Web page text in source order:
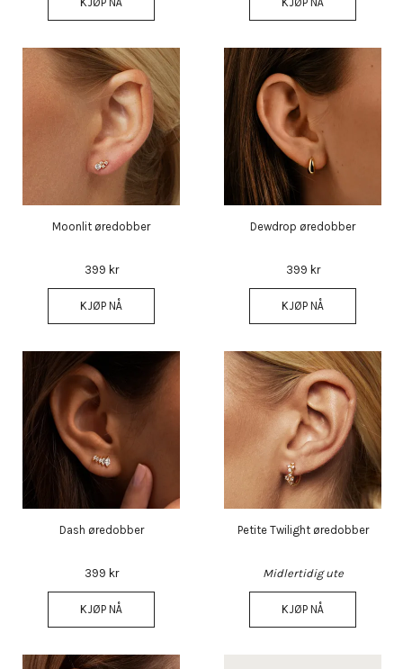
Moonlit øredobber
399 kr
KJØP NÅ
Dewdrop øredobber
399 kr
KJØP NÅ
Dash øredobber
399 kr
KJØP NÅ
Petite Twilight øredobber
Midlertidig ute
KJØP NÅ